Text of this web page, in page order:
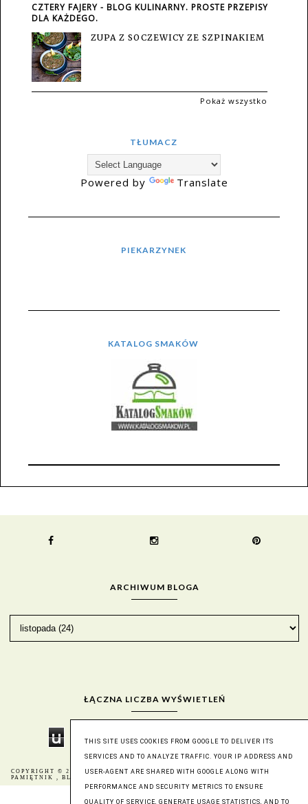
CZTERY FAJERY - BLOG KULINARNY. PROSTE PRZEPISY
DLA KAŻDEGO.
ZUPA Z SOCZEWICY ZE SZPINAKIEM
Pokaż wszystko
TŁUMACZ
Powered by Translate
PIEKARZYNEK
KATALOG SMAKÓW
ARCHIWUM BLOGA
ŁĄCZNA LICZBA WYŚWIETLEŃ
u d e f i n e d
COPYRIGHT © 2016
BERNIKA - MÓJ KULINARNY
PAMIĘTNIK
, BLOGGER
BLOG DESIGN:
THIS SITE USES COOKIES FROM GOOGLE TO DELIVER ITS
SERVICES AND TO ANALYZE TRAFFIC. YOUR IP ADDRESS AND
USER-AGENT ARE SHARED WITH GOOGLE ALONG WITH
PERFORMANCE AND SECURITY METRICS TO ENSURE
QUALITY OF SERVICE, GENERATE USAGE STATISTICS, AND TO